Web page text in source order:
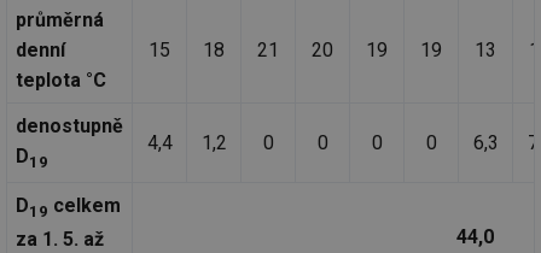
průměrná
denní
teplota °C
15 18 21 20 19 19 13
denostupně
D19
4,4 1,2 0 0 0 0 6,3
D19 celkem
za 1. 5. až
44,0